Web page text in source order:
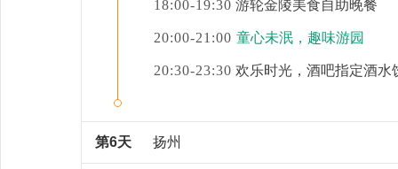
18:00-19:30 游轮金陵美食自助晚餐
20:00-21:00 童心未泯，趣味游园
20:30-23:30 欢乐时光，酒吧指定酒水
第6天 扬州